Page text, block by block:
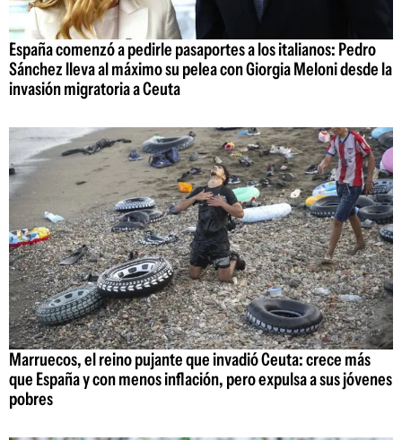
España comenzó a pedirle pasaportes a los italianos: Pedro
Sánchez lleva al máximo su pelea con Giorgia Meloni desde la
invasión migratoria a Ceuta
Marruecos, el reino pujante que invadió Ceuta: crece más
que España y con menos inflación, pero expulsa a sus jóvenes
pobres